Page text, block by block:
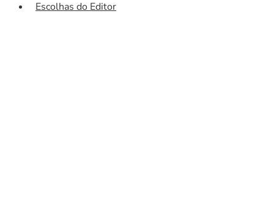
Escolhas do Editor